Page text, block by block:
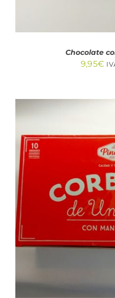
Chocolate
9,95€
AÑADIR AL
DETALLES